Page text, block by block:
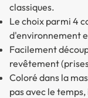
classiques.
Le choix parmi 4
d'environnement
Facilement
revêtement
Coloré dans la
pas avec le